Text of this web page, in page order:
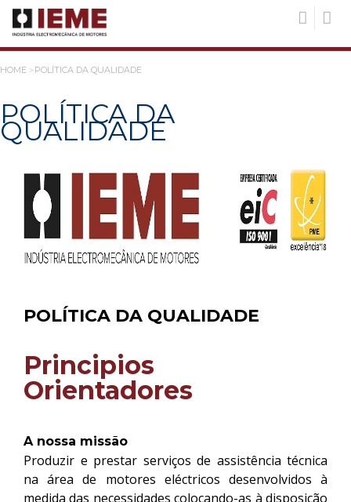
HOME POLÍTICA DA QUALIDADE
POLÍTICA DA
QUALIDADE
POLÍTICA DA QUALIDADE
Principios
Orientadores
A nossa missão
Produzir e prestar serviços de assistência técnica
na área de motores eléctricos desenvolvidos à
medida das necessidades colocando-as à disposição